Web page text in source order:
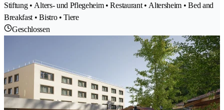
Stiftung • Alters- und Pflegeheim • Restaurant • Altersheim • Bed and
Breakfast • Bistro • Tiere
Geschlossen